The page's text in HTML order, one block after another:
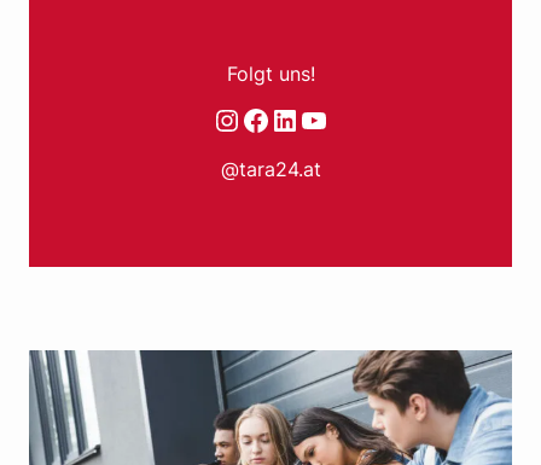
Folgt uns!
Instagram Facebook LinkedIn YouTube
@tara24.at